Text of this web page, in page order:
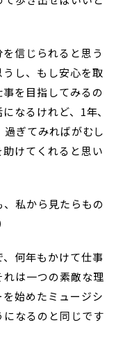
信じられると思う
し、もし安心を取
を目指してみるの
なるけれど、1年、
ぎてみればがむし
けてくれると思い
私から見たらもの
何年もかけて仕事
れは一つの素敵な理
始めたミュージシ
になるのと同じです